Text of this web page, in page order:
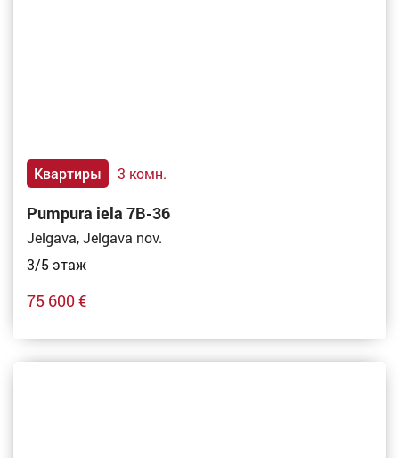
Квартиры 3 комн.
Pumpura iela 7B-36
Jelgava, Jelgava nov.
3/5 этаж
75 600 €